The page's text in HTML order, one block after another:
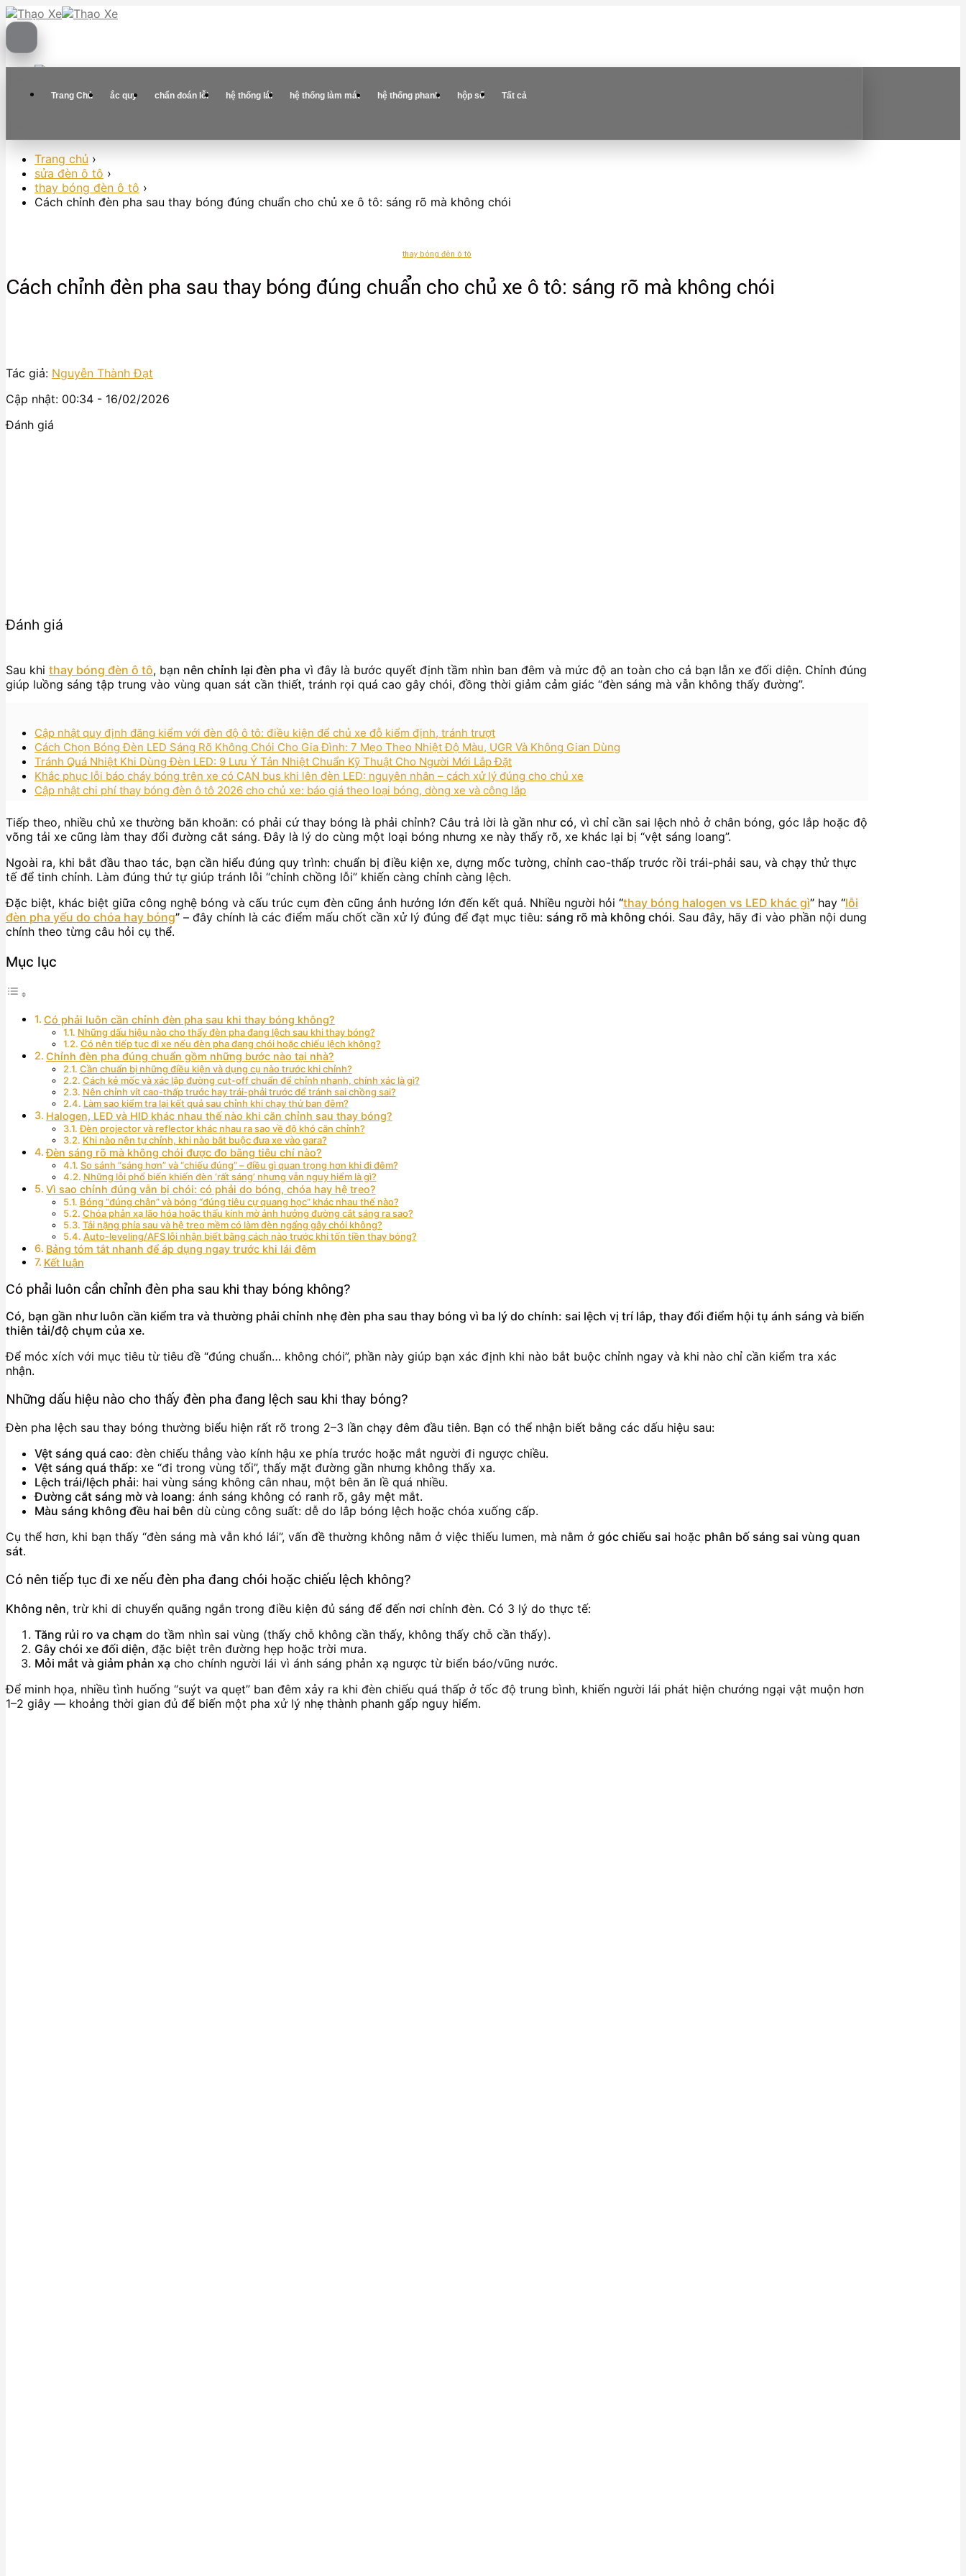
Skip
to
Trang Chủ ắc quy chẩn đoán lỗi hệ thống lái hệ thống làm mát hệ thống phanh hộp số Tất cả
Trang chủ ›
sửa đèn ô tô ›
thay bóng đèn ô tô ›
Cách chỉnh đèn pha sau thay bóng đúng chuẩn cho chủ xe ô tô: sáng rõ mà không chói
thay bóng đèn ô tô
Cách chỉnh đèn pha sau thay bóng đúng chuẩn cho chủ xe ô tô: sáng rõ mà không chói
Tác giả: Nguyễn Thành Đạt
Cập nhật: 00:34 - 16/02/2026
Đánh giá
Đánh giá
Sau khi thay bóng đèn ô tô, bạn nên chỉnh lại đèn pha vì đây là bước quyết định tầm nhìn ban đêm và mức độ an toàn cho cả bạn lẫn xe đối diện. Chỉnh đúng
giúp luồng sáng tập trung vào vùng quan sát cần thiết, tránh rọi quá cao gây chói, đồng thời giảm cảm giác “đèn sáng mà vẫn không thấy đường”.
Cập nhật quy định đăng kiểm với đèn độ ô tô: điều kiện để chủ xe đỗ kiểm định, tránh trượt
Cách Chọn Bóng Đèn LED Sáng Rõ Không Chói Cho Gia Đình: 7 Mẹo Theo Nhiệt Độ Màu, UGR Và Không Gian Dùng
Tránh Quá Nhiệt Khi Dùng Đèn LED: 9 Lưu Ý Tản Nhiệt Chuẩn Kỹ Thuật Cho Người Mới Lắp Đặt
Khắc phục lỗi báo cháy bóng trên xe có CAN bus khi lên đèn LED: nguyên nhân – cách xử lý đúng cho chủ xe
Cập nhật chi phí thay bóng đèn ô tô 2026 cho chủ xe: báo giá theo loại bóng, dòng xe và công lắp
Tiếp theo, nhiều chủ xe thường băn khoăn: có phải cứ thay bóng là phải chỉnh? Câu trả lời là gần như có, vì chỉ cần sai lệch nhỏ ở chân bóng, góc lắp hoặc độ
võng tải xe cũng làm thay đổi đường cắt sáng. Đây là lý do cùng một loại bóng nhưng xe này thấy rõ, xe khác lại bị “vệt sáng loang”.
Ngoài ra, khi bắt đầu thao tác, bạn cần hiểu đúng quy trình: chuẩn bị điều kiện xe, dựng mốc tường, chỉnh cao-thấp trước rồi trái-phải sau, và chạy thử thực
tế để tinh chỉnh. Làm đúng thứ tự giúp tránh lỗi “chỉnh chồng lỗi” khiến càng chỉnh càng lệch.
Đặc biệt, khác biệt giữa công nghệ bóng và cấu trúc cụm đèn cũng ảnh hưởng lớn đến kết quả. Nhiều người hỏi “thay bóng halogen vs LED khác gì” hay “lỗi
đèn pha yếu do chóa hay bóng” – đây chính là các điểm mấu chốt cần xử lý đúng để đạt mục tiêu: sáng rõ mà không chói. Sau đây, hãy đi vào phần nội dung
chính theo từng câu hỏi cụ thể.
Mục lục
Có phải luôn cần chỉnh đèn pha sau khi thay bóng không?
Những dấu hiệu nào cho thấy đèn pha đang lệch sau khi thay bóng?
Có nên tiếp tục đi xe nếu đèn pha đang chói hoặc chiếu lệch không?
Chỉnh đèn pha đúng chuẩn gồm những bước nào tại nhà?
Cần chuẩn bị những điều kiện và dụng cụ nào trước khi chỉnh?
Cách kẻ mốc và xác lập đường cut-off chuẩn để chỉnh nhanh, chính xác là gì?
Nên chỉnh vít cao-thấp trước hay trái-phải trước để tránh sai chồng sai?
Làm sao kiểm tra lại kết quả sau chỉnh khi chạy thử ban đêm?
Halogen, LED và HID khác nhau thế nào khi căn chỉnh sau thay bóng?
Đèn projector và reflector khác nhau ra sao về độ khó căn chỉnh?
Khi nào nên tự chỉnh, khi nào bắt buộc đưa xe vào gara?
Đèn sáng rõ mà không chói được đo bằng tiêu chí nào?
So sánh “sáng hơn” và “chiếu đúng” – điều gì quan trọng hơn khi đi đêm?
Những lỗi phổ biến khiến đèn ‘rất sáng’ nhưng vẫn nguy hiểm là gì?
Vì sao chỉnh đúng vẫn bị chói: có phải do bóng, chóa hay hệ treo?
Bóng “đúng chân” và bóng “đúng tiêu cự quang học” khác nhau thế nào?
Chóa phản xạ lão hóa hoặc thấu kính mờ ảnh hưởng đường cắt sáng ra sao?
Tải nặng phía sau và hệ treo mềm có làm đèn ngẩng gây chói không?
Auto-leveling/AFS lỗi nhận biết bằng cách nào trước khi tốn tiền thay bóng?
Bảng tóm tắt nhanh để áp dụng ngay trước khi lái đêm
Kết luận
Có phải luôn cần chỉnh đèn pha sau khi thay bóng không?
Có, bạn gần như luôn cần kiểm tra và thường phải chỉnh nhẹ đèn pha sau thay bóng vì ba lý do chính: sai lệch vị trí lắp, thay đổi điểm hội tụ ánh sáng và biến
thiên tải/độ chụm của xe.
Để móc xích với mục tiêu từ tiêu đề “đúng chuẩn… không chói”, phần này giúp bạn xác định khi nào bắt buộc chỉnh ngay và khi nào chỉ cần kiểm tra xác
nhận.
Những dấu hiệu nào cho thấy đèn pha đang lệch sau khi thay bóng?
Đèn pha lệch sau thay bóng thường biểu hiện rất rõ trong 2–3 lần chạy đêm đầu tiên. Bạn có thể nhận biết bằng các dấu hiệu sau:
Vệt sáng quá cao: đèn chiếu thẳng vào kính hậu xe phía trước hoặc mắt người đi ngược chiều.
Vệt sáng quá thấp: xe “đi trong vùng tối”, thấy mặt đường gần nhưng không thấy xa.
Lệch trái/lệch phải: hai vùng sáng không cân nhau, một bên ăn lề quá nhiều.
Đường cắt sáng mờ và loang: ánh sáng không có ranh rõ, gây mệt mắt.
Màu sáng không đều hai bên dù cùng công suất: dễ do lắp bóng lệch hoặc chóa xuống cấp.
Cụ thể hơn, khi bạn thấy “đèn sáng mà vẫn khó lái”, vấn đề thường không nằm ở việc thiếu lumen, mà nằm ở góc chiếu sai hoặc phân bố sáng sai vùng quan
sát.
Có nên tiếp tục đi xe nếu đèn pha đang chói hoặc chiếu lệch không?
Không nên, trừ khi di chuyển quãng ngắn trong điều kiện đủ sáng để đến nơi chỉnh đèn. Có 3 lý do thực tế:
Tăng rủi ro va chạm do tầm nhìn sai vùng (thấy chỗ không cần thấy, không thấy chỗ cần thấy).
Gây chói xe đối diện, đặc biệt trên đường hẹp hoặc trời mưa.
Mỏi mắt và giảm phản xạ cho chính người lái vì ánh sáng phản xạ ngược từ biển báo/vũng nước.
Để minh họa, nhiều tình huống “suýt va quẹt” ban đêm xảy ra khi đèn chiếu quá thấp ở tốc độ trung bình, khiến người lái phát hiện chướng ngại vật muộn hơn
1–2 giây — khoảng thời gian đủ để biến một pha xử lý nhẹ thành phanh gấp nguy hiểm.